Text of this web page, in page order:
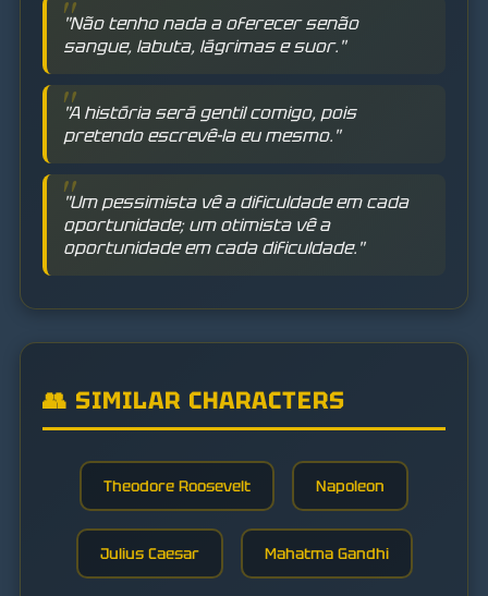
"Não tenho nada a oferecer senão
sangue, labuta, lágrimas e suor."
"A história será gentil comigo, pois
pretendo escrevê-la eu mesmo."
"Um pessimista vê a dificuldade em cada
oportunidade; um otimista vê a
oportunidade em cada dificuldade."
👥 SIMILAR CHARACTERS
Theodore Roosevelt Napoleon
Julius Caesar Mahatma Gandhi